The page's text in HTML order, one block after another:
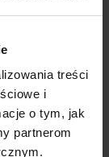
treści
i
o tym, jak
partnerom